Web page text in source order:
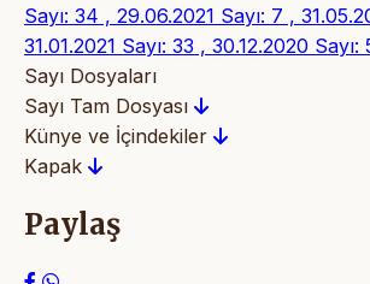
Sayı: 34 , 29.06.2021 Sayı: 7 ,
31.01.2021 Sayı: 33 , 30.12.2020 Sayı:
Sayı Dosyaları
Sayı Tam Dosyası
Künye ve İçindekiler
Kapak
Paylaş